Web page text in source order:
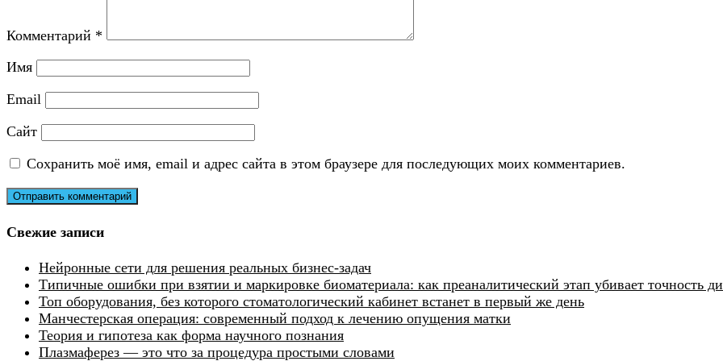
Комментарий *
Имя
Email
Сайт
Сохранить моё имя, email и адрес сайта в этом браузере для последующих моих комментариев.
Свежие записи
Нейронные сети для решения реальных бизнес-задач
Типичные ошибки при взятии и маркировке биоматериала: как преаналитический этап убивает точность
Топ оборудования, без которого стоматологический кабинет встанет в первый же день
Манчестерская операция: современный подход к лечению опущения матки
Теория и гипотеза как форма научного познания
Плазмаферез — это что за процедура простыми словами